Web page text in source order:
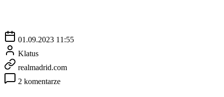
01.09.2023 11:55
Klatus
realmadrid.com
2 komentarze